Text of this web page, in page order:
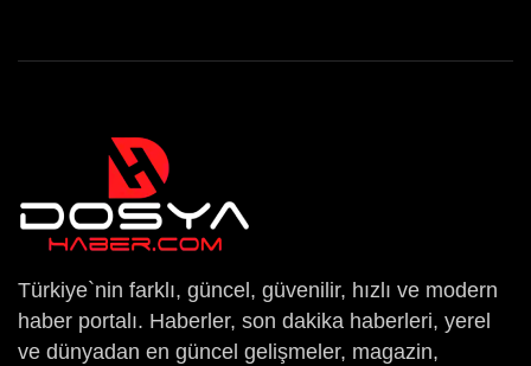
Türkiye`nin farklı, güncel, güvenilir, hızlı ve modern
haber portalı. Haberler, son dakika haberleri, yerel
ve dünyadan en güncel gelişmeler, magazin,